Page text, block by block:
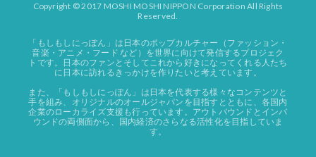
Copyright © 2017 MOSHI MOSHI NIPPON Corporation All Rights
Reserved.
「もしもしにっぽん」は日本のポップカルチャー（ファッション・
音楽・アニメ・フード など）を世界に向けて発信するプロジェク
トです。日本のファンとそしてこれから好きになってくれる人たち
に日本に訪れるきっかけを作りたいと考えています。
また、「もしもしにっぽん」は日本を代表する様々なコンテンツと
手を組み、オリジナルのオールジャパンを目指すとともに、各国内
企業のローカライズ支援も行っています。アウトバウンドとインバ
ウンドの両側面から、国内経済のさらなる活性化を目指していま
す。